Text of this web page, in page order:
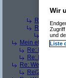
Re(3):
Re(3):
Re(4):
Mein etwas(
Re: Mein etwas
Re: Mein etwas
Re: Welches
Re(2):
Wir
Zugriff
und
Liste